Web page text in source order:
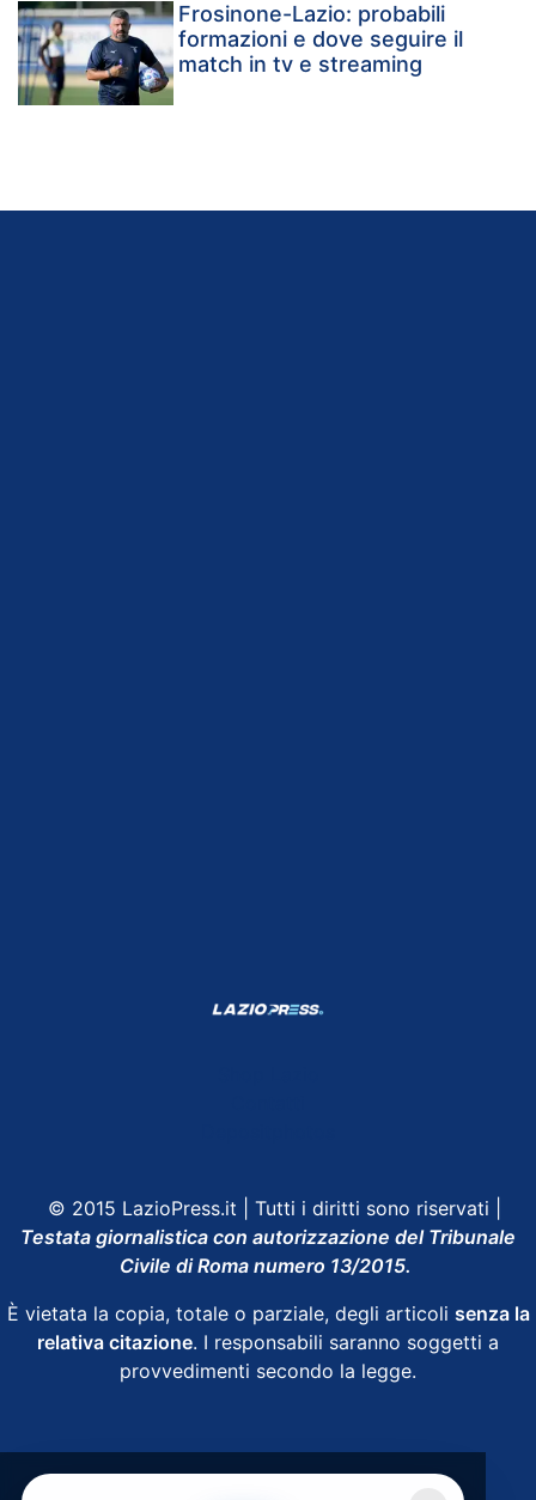
Frosinone-Lazio: probabili
formazioni e dove seguire il
match in tv e streaming
© 2015 LazioPress.it | Tutti i diritti sono riservati |
Testata giornalistica con autorizzazione del Tribunale
Civile di Roma numero 13/2015.
È vietata la copia, totale o parziale, degli articoli senza la
relativa citazione. I responsabili saranno soggetti a
provvedimenti secondo la legge.